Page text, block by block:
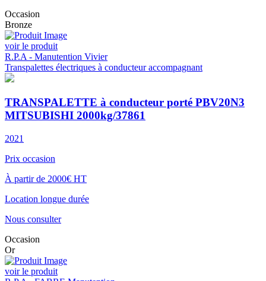
Occasion
Bronze
voir le produit
R.P.A - Manutention Vivier
Transpalettes électriques à conducteur accompagnant
TRANSPALETTE à conducteur porté PBV20N3
MITSUBISHI 2000kg/37861
2021
Prix occasion
À partir de 2000€ HT
Location longue durée
Nous consulter
Occasion
Or
voir le produit